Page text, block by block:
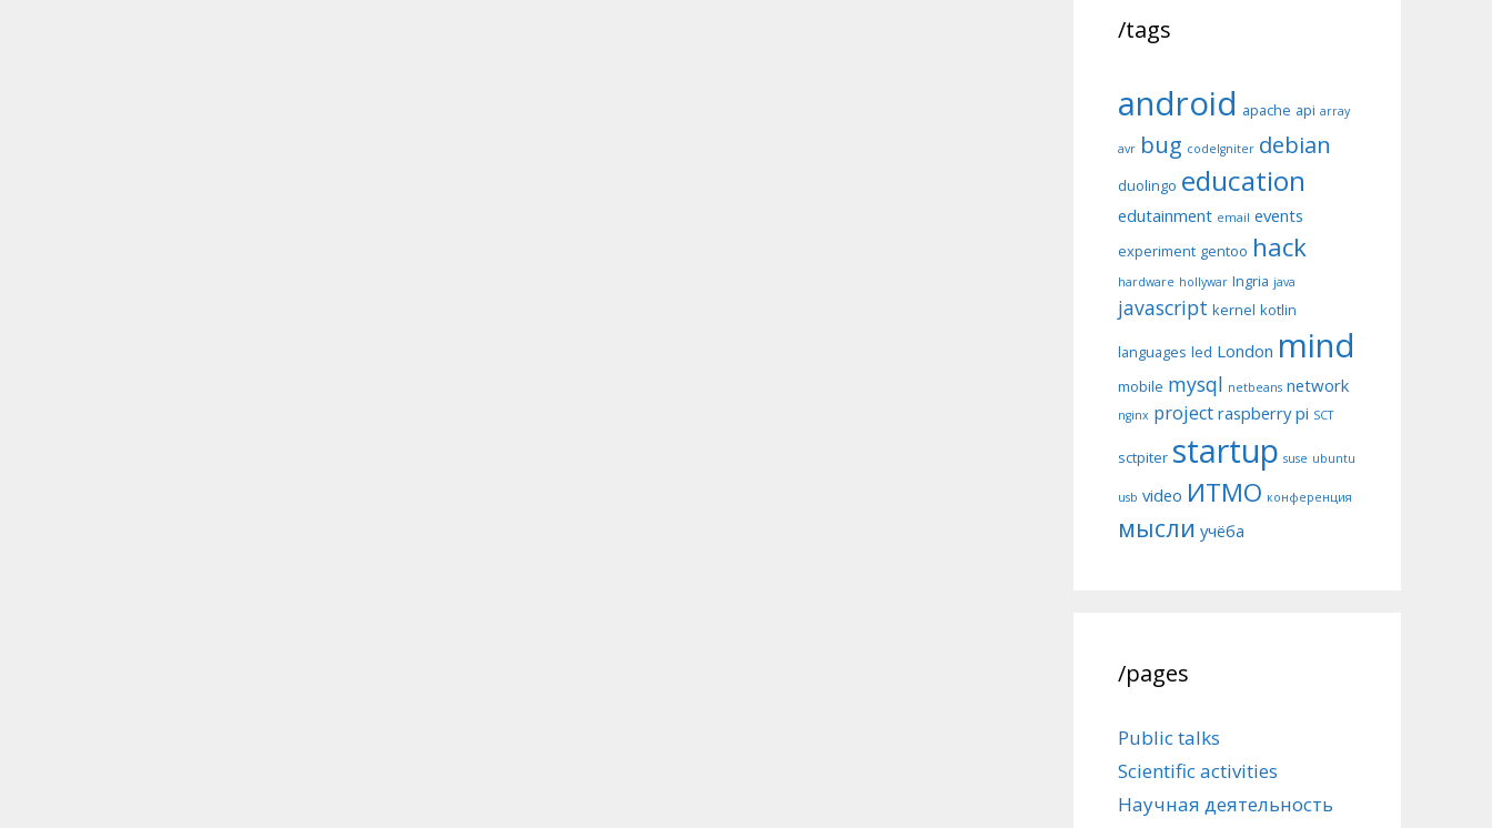
/tags
android apache api array
avr bug codeIgniter debian
duolingo education
edutainment email events
experiment gentoo hack
hardware hollywar Ingria java
javascript kernel kotlin
languages led London mind
mobile mysql netbeans network
nginx project raspberry pi SCT
sctpiter startup suse ubuntu
usb video ИТМО конференция
мысли учёба
/pages
Public talks
Scientific activities
Научная деятельность